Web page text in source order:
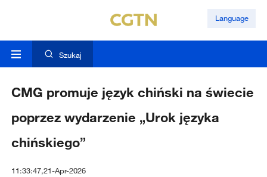
Language
Szukaj
CMG promuje język chiński na świecie
poprzez wydarzenie „Urok języka
chińskiego”
11:33:47,21-Apr-2026